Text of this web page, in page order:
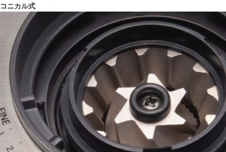
コニカル式